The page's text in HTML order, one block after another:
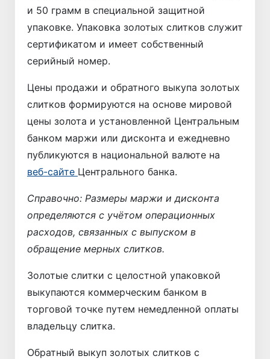
и 50 грамм в специальной защитной
упаковке. Упаковка золотых слитков служит
сертификатом и имеет собственный
серийный номер.
Цены продажи и обратного выкупа золотых
слитков формируются на основе мировой
цены золота и установленной Центральным
банком маржи или дисконта и ежедневно
публикуются в национальной валюте на
веб-сайте Центрального банка.
Справочно: Размеры маржи и дисконта
определяются с учётом операционных
расходов, связанных с выпуском в
обращение мерных слитков.
Золотые слитки с целостной упаковкой
выкупаются коммерческим банком в
торговой точке путем немедленной оплаты
владельцу слитка.
Обратный выкуп золотых слитков с